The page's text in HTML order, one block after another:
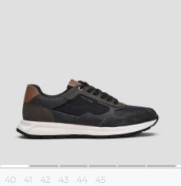
40 41 42 43 44 45